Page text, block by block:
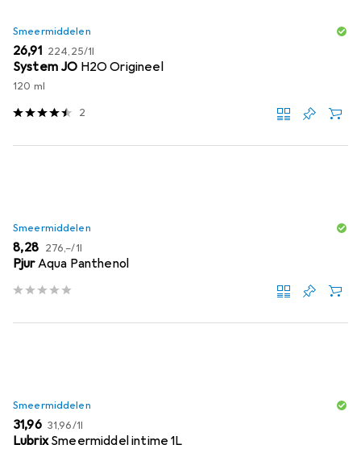
Smeermiddelen
EUR
26,91 EUR
224,25/1l
System JO H2O Origineel
120 ml
2
Smeermiddelen
EUR
8,28 EUR
276,–/1l
PjurAqua Panthenol
Smeermiddelen
EUR
31,96 EUR
31,96/1l
Lubrix Smeermiddel intime 1L